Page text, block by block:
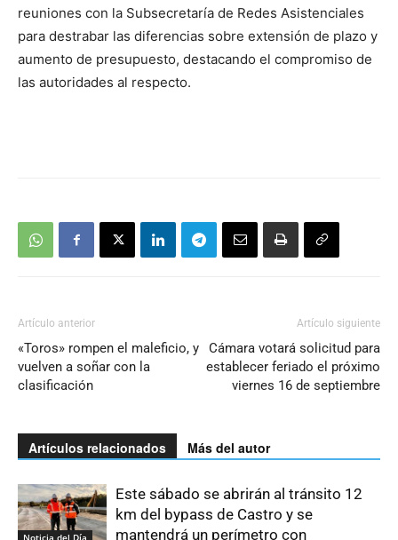
reuniones con la Subsecretaría de Redes Asistenciales
para destrabar las diferencias sobre extensión de plazo y
aumento de presupuesto, destacando el compromiso de
las autoridades al respecto.
Artículo anterior
«Toros» rompen el maleficio, y
vuelven a soñar con la
clasificación
Artículo siguiente
Cámara votará solicitud para
establecer feriado el próximo
viernes 16 de septiembre
Artículos relacionados Más del autor
Noticia del Día
Este sábado se abrirán al tránsito 12
km del bypass de Castro y se
mantendrá un perímetro con